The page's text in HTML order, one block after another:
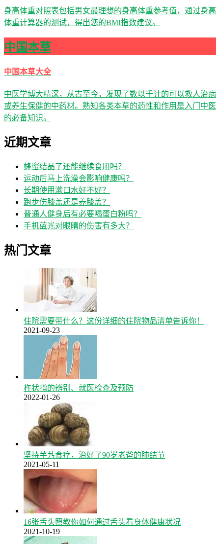
身高体重对照表包括男女最理想的身高体重参考值，通过身高
体重计算器的测试，得出您的BMI指数建议。
中国本草
中国本草大全
中医学博大精深，从古至今，发现了数以千计的可以救人治病
或养生保健的中药材。熟知各类本草的药性和作用是入门中医
的必备知识。
近期文章
蜂蜜结晶了还能继续食用吗？
运动后马上洗澡会影响健康吗？
长期使用漱口水好不好？
跑步伤膝盖还是养膝盖？
普通人健身后有必要喝蛋白粉吗？
手机蓝光对眼睛的伤害有多大？
热门文章
住院需要带什么？这份详细的住院物品清单告诉你！
2021-09-23
杵状指的辨别、就医检查及预防
2022-01-26
坚持芋艿食疗，治好了90岁老爸的肺结节
2021-05-11
16张舌头照教你如何通过舌头看身体健康状况
2021-10-19